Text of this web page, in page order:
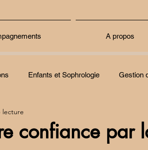
A propos
Enfants et Sophrologie Gestion
confiance par
lecture